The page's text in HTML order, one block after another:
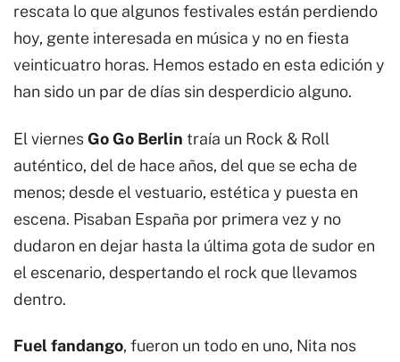
rescata lo que algunos festivales están perdiendo
hoy, gente interesada en música y no en fiesta
veinticuatro horas. Hemos estado en esta edición y
han sido un par de días sin desperdicio alguno.
El viernesGo Go Berlin traía un Rock & Roll
auténtico, del de hace años, del que se echa de
menos; desde el vestuario, estética y puesta en
escena. Pisaban España por primera vez y no
dudaron en dejar hasta la última gota de sudor en
el escenario, despertando el rock que llevamos
dentro.
Fuel fandango, fueron un todo en uno, Nita nos